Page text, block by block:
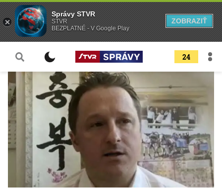
24
Správy STVR
STVR
BEZPLATNÉ - V Google Play
ZOBRAZIŤ